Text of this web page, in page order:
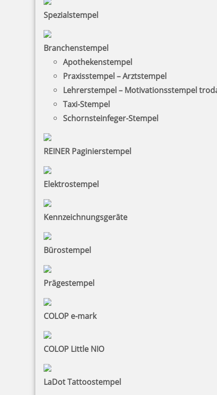
Spezialstempel
Branchenstempel
Apothekenstempel
Praxisstempel – Arztstempel
Lehrerstempel – Motivationsstempel
Taxi-Stempel
Schornsteinfeger-Stempel
REINER Paginierstempel
Elektrostempel
Kennzeichnungsgeräte
Bürostempel
Prägestempel
COLOP e-mark
COLOP Little NIO
LaDot Tattoostempel